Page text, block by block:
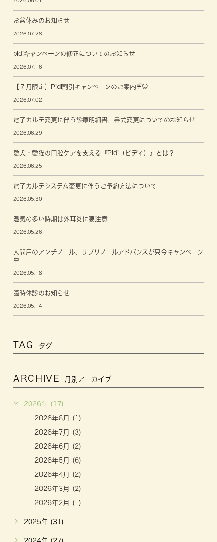
お盆休みのお知らせ
2026.07.28
pidiキャンペーンの修正についてのお知らせ
2026.07.16
【７月限定】Pidi割引キャンペーンのご案内☔🦷
2026.07.02
電子カルテ変更に伴う診療明細書、書式変更についてのお知らせ
2026.06.29
愛犬・愛猫の口腔ケアを支える『Pidi（ピディ）』とは？
2026.06.25
電子カルテシステム変更に伴うご予約方法について
2026.05.30
湿気の多い時期は外耳炎に要注意
2026.05.26
人間用のアンチノール、リプリノールアドバンスが只今キャンペーン
中
2026.05.18
臨時休診のお知らせ
2026.05.14
TAG タグ
ARCHIVE 月別アーカイブ
2026年 (17)
2026年8月 (1)
2026年7月 (3)
2026年6月 (2)
2026年5月 (6)
2026年4月 (2)
2026年3月 (2)
2026年2月 (1)
2025年 (31)
2024年 (27)